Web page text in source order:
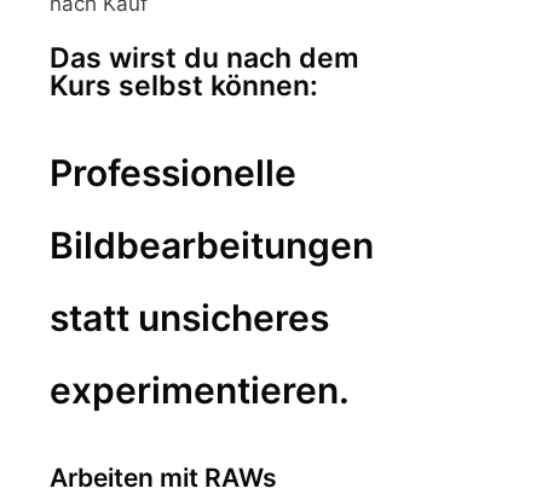
Das wirst du nach dem
Kurs selbst können:
Professionelle
Bildbearbeitungen
statt unsicheres
experimentieren.
Arbeiten mit RAWs